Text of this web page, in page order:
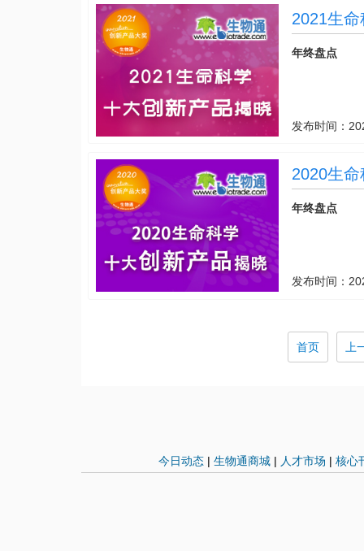
2021生
年终盘点
发布时间：
2020生
年终盘点
发布时间：
首页 上
今日动态 | 生物通商城 | 人才市场 | 核心